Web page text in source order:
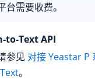
需要收费。
to-Text API
参见 对接 Yeastar P
。